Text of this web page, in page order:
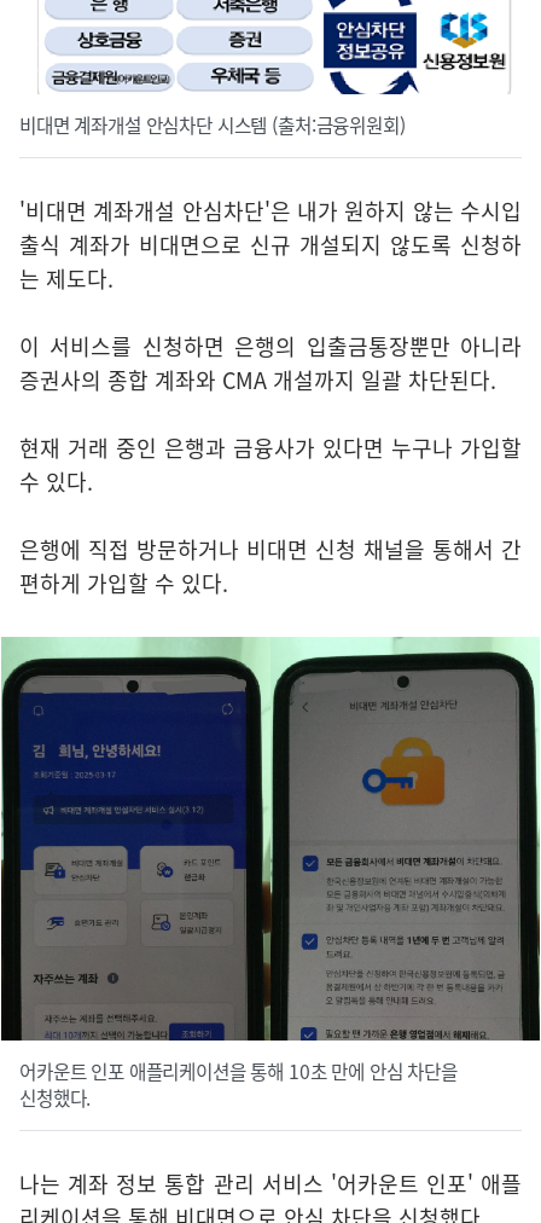
비대면 계좌개설 안심차단 시스템 (출처:금융위원회)
'비대면 계좌개설 안심차단'은 내가 원하지 않는 수시입
출식 계좌가 비대면으로 신규 개설되지 않도록 신청하
는 제도다.
이 서비스를 신청하면 은행의 입출금통장뿐만 아니라
증권사의 종합 계좌와 CMA 개설까지 일괄 차단된다.
현재 거래 중인 은행과 금융사가 있다면 누구나 가입할
수 있다.
은행에 직접 방문하거나 비대면 신청 채널을 통해서 간
편하게 가입할 수 있다.
어카운트 인포 애플리케이션을 통해 10초 만에 안심 차단을
신청했다.
나는 계좌 정보 통합 관리 서비스 '어카운트 인포' 애플